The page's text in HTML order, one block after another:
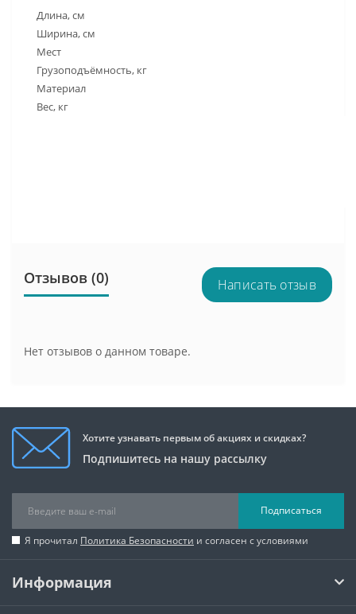
Длина, см
Ширина, см
Мест
Грузоподъёмность, кг
Материал
Вес, кг
Отзывов (0) Написать отзыв
Нет отзывов о данном товаре.
Хотите узнавать первым об акциях и скидках?
Подпишитесь на нашу рассылку
Подписаться
Я прочитал Политика Безопасности и согласен с условиями
Информация